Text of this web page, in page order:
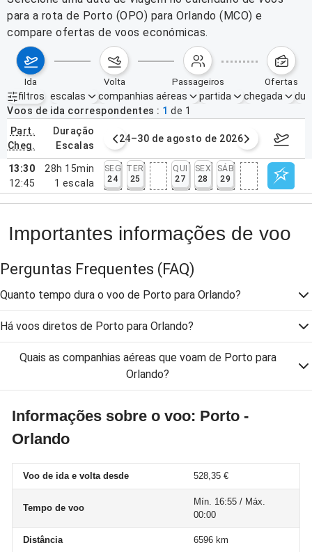
para a rota de Porto (OPO) para Orlando (MCO) e
compare ofertas de voos económicas.
ida volta passageiros ofertas
filtros
Filtros ativos nenhum
escalas companhias aéreas partida chegada
Voos de ida correspondentes
1 de 1
part.
cheg.
duração
escalas
agosto de 2026 24–30 de agosto de 2026 31/08/
13:30
12:45
28h 15min
1 escala
SEG
24
TER
25
QUI
27
SEX
28
SÁB
29
Importantes informações de voo
Perguntas Frequentes (FAQ)
Quanto tempo dura o voo de Porto para Orlando?
Há voos diretos de Porto para Orlando?
Quais as companhias aéreas que voam de Porto para
Orlando?
Informações sobre o voo: Porto -
Orlando
Voo de ida e volta desde 528,35 €
Tempo de voo
Mín. 16:55 / Máx.
00:00
Distância 6596 km